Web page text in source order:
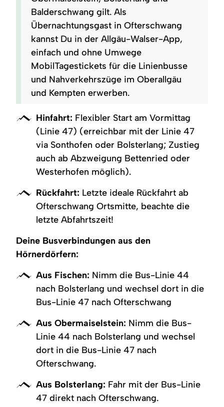
Balderschwang gilt. Als
Übernachtungsgast in Ofterschwang
kannst Du in der Allgäu-Walser-App,
einfach und ohne Umwege
MobilTagestickets für die Linienbusse
und Nahverkehrszüge im Oberallgäu
und Kempten erwerben.
Hinfahrt: Flexibler Start am Vormittag
(Linie 47) (erreichbar mit der Linie 47
via Sonthofen oder Bolsterlang; Zustieg
auch ab Abzweigung Bettenried oder
Westerhofen möglich).
Rückfahrt: Letzte ideale Rückfahrt ab
Ofterschwang Ortsmitte, beachte die
letzte Abfahrtszeit!
Deine Busverbindungen aus den
Hörnerdörfern:
Aus Fischen: Nimm die Bus-Linie 44
nach Bolsterlang und wechsel dort in die
Bus-Linie 47 nach Ofterschwang
Aus Obermaiselstein: Nimm die Bus-
Linie 44 nach Bolsterlang und wechsel
dort in die Bus-Linie 47 nach
Ofterschwang.
Aus Bolsterlang: Fahr mit der Bus-Linie
47 direkt nach Ofterschwang.